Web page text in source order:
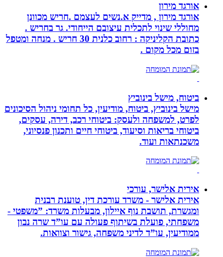
אורגד מירון
אורגד מירון , מדייק א.נשים לעצמם .חריש מכוונן
מחוללי שינוי לתכלית עיצובם הייחודי. גר בחריש .
כתובת הקליניקה : רחוב כלנית 30 חריש . מנחה ומטפל
בזום מכל מקום .
ביטוח, מישל בינוביץ
מישל בינוביץ, ביטוח, מודיעין, כל תחומי ניהול הסיכונים
לפרט, למשפחה ולעסק: ביטוחי רכב, דירה, עסקים,
ביטוחי בריאות וסיעוד, ביטוחי חיים ותכנון פנסיוני,
משכנתאות ועוד.
אירית אלישר, עורכי
אירית אלישר - משרד עורכת דין, טוענת רבנית
ומגשרת, תושבת נוף איילון, מבעלות משרד: ”משפטי -
משפחתי, פועלת בשיתוף פעולה עם עו”ד שרה נבון
ממודיעין, עו”ד לדיני משפחה, גישור וצוואות.